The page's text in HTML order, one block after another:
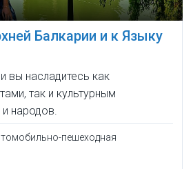
Балкарии и к Языку
вы насладитесь как
так и культурным
народов.
пешеходная